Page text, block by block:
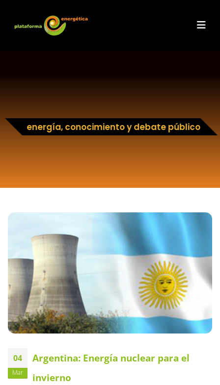
energía, conocimiento y debate público
04
Mar
Argentina: Energía nuclear para el
invierno